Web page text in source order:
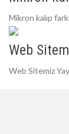
Mikron kalıp
Web
Web Sitemiz